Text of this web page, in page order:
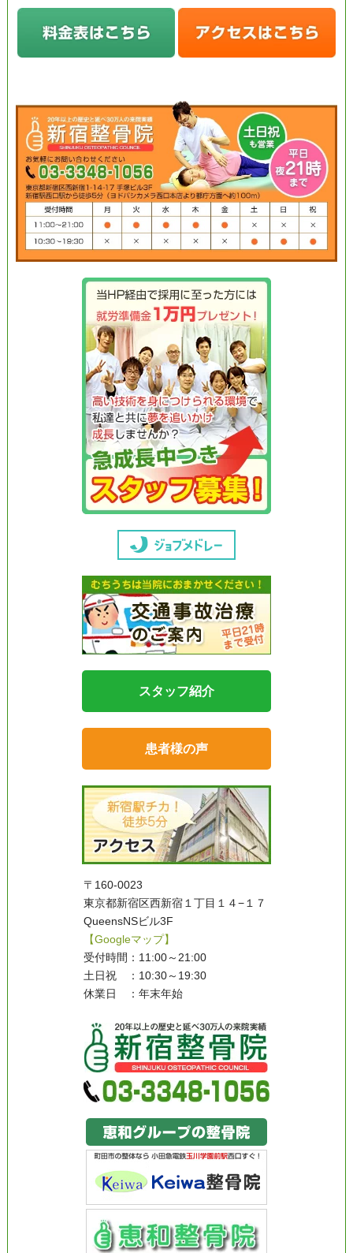
スタッフ紹介
患者様の声
〒160-0023
東京都新宿区西新宿１丁目１４−１７
QueensNSビル3F
【Googleマップ】
受付時間：11:00～21:00
土日祝 ：10:30～19:30
休業日 ：年末年始